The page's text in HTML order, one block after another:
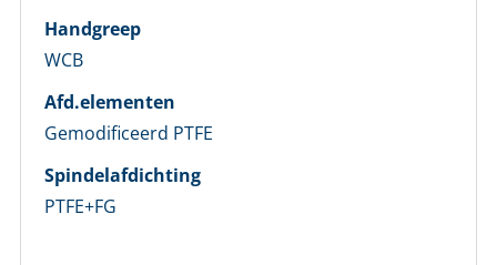
Handgreep
WCB
Afd.elementen
Gemodificeerd PTFE
Spindelafdichting
PTFE+FG
Wachtwoord *
Wachtwoord vergeten?
Login